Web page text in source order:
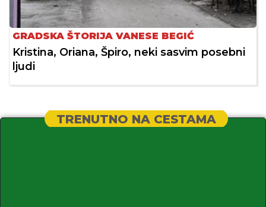
GRADSKA ŠTORIJA VANESE BEGIĆ
Kristina, Oriana, Špiro, neki sasvim posebni
ljudi
TRENUTNO NA CESTAMA